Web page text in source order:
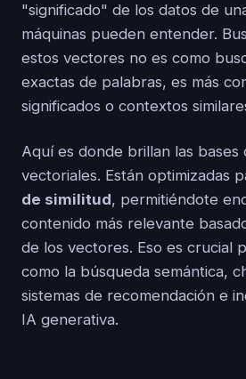
"significado" de los datos de
máquinas pueden entender.
estos vectores no es como
exactas de palabras, es más
significados o contextos
Aquí es donde brillan las bases
vectoriales. Están optimizadas
de similitud, permitiéndote
contenido más relevante
de los vectores. Eso es crucial
como la búsqueda semántica,
sistemas de recomendación e
IA generativa.